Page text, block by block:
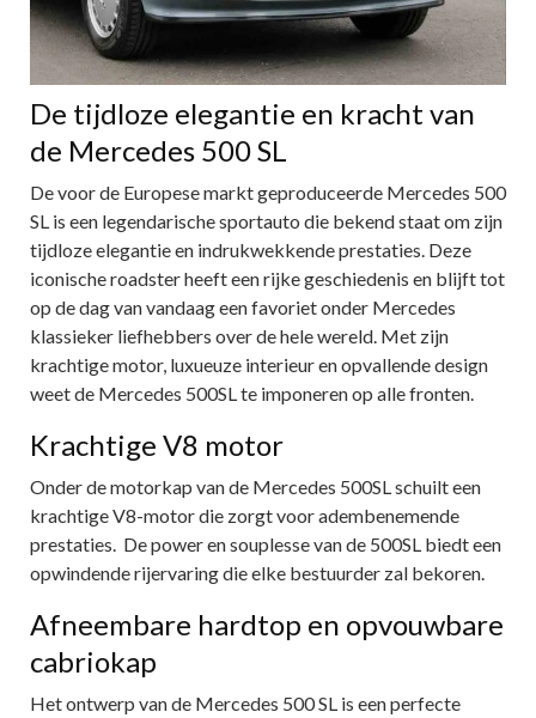
De tijdloze elegantie en kracht van
de Mercedes 500 SL
De voor de Europese markt geproduceerde Mercedes 500
SL is een legendarische sportauto die bekend staat om zijn
tijdloze elegantie en indrukwekkende prestaties. Deze
iconische roadster heeft een rijke geschiedenis en blijft tot
op de dag van vandaag een favoriet onder Mercedes
klassieker liefhebbers over de hele wereld. Met zijn
krachtige motor, luxueuze interieur en opvallende design
weet de Mercedes 500SL te imponeren op alle fronten.
Krachtige V8 motor
Onder de motorkap van de Mercedes 500SL schuilt een
krachtige V8-motor die zorgt voor adembenemende
prestaties. De power en souplesse van de 500SL biedt een
opwindende rijervaring die elke bestuurder zal bekoren.
Afneembare hardtop en opvouwbare
cabriokap
Het ontwerp van de Mercedes 500 SL is een perfecte